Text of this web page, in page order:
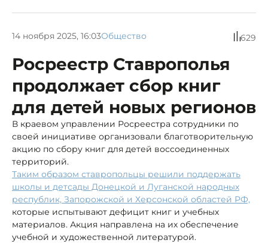
14 ноября 2025, 16:03Общество 629
Росреестр Ставрополья
продолжает сбор книг
для детей новых регионов
В краевом управлении Росреестра сотрудники по
своей инициативе организовали благотворительную
акцию по сбору книг для детей воссоединенных
территорий.
Таким образом ставропольцы решили поддержать
школы и детсады Донецкой и Луганской народных
республик, Запорожской и Херсонской областей РФ,
которые испытывают дефицит книг и учебных
материалов. Акция направлена на их обеспечение
учебной и художественной литературой.